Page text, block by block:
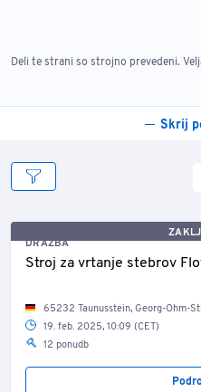
Deli te strani so strojno prevedeni.
Skrij
DRAŽBA
Stroj za vrtanje stebrov
65232 Taunusstein, Georg-Ohm-
19. feb. 2025, 10:09 (CET)
12 ponudb